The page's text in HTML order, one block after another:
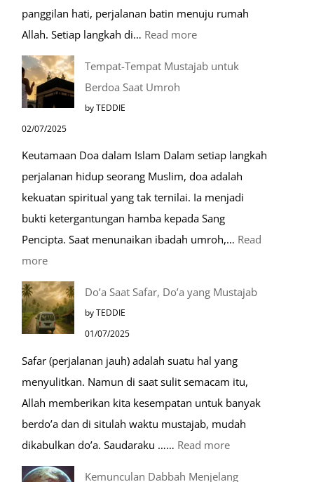
panggilan hati, perjalanan batin menuju rumah
Allah. Setiap langkah di… Read more:
Paket
Umroh
Dengan
Kereta
Cepat
Tempat-Tempat Mustajab untuk
Berdoa Saat Umroh
by TEDDIE
02/07/2025
Keutamaan Doa dalam Islam Dalam setiap langkah
perjalanan hidup seorang Muslim, doa adalah
kekuatan spiritual yang tak ternilai. Ia menjadi
bukti ketergantungan hamba kepada Sang
Pencipta. Saat menunaikan ibadah umroh,… Read
more:
Tempat-
Tempat
Mustajab
Berdoa
Saat
Umroh
Do’a Saat Safar, Do’a yang Mustajab
by TEDDIE
01/07/2025
Safar (perjalanan jauh) adalah suatu hal yang
menyulitkan. Namun di saat sulit semacam itu,
Allah memberikan kita kesempatan untuk banyak
berdo’a dan di situlah waktu mustajab, mudah
dikabulkan do’a. Saudaraku …… Read more:
Kemunculan Dabbah Menjelang